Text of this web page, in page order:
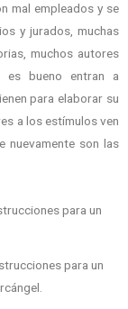
mal empleados y se
y jurados, muchas
muchos autores
es bueno entran a
para elaborar su
a los estímulos ven
nuevamente son las
para un